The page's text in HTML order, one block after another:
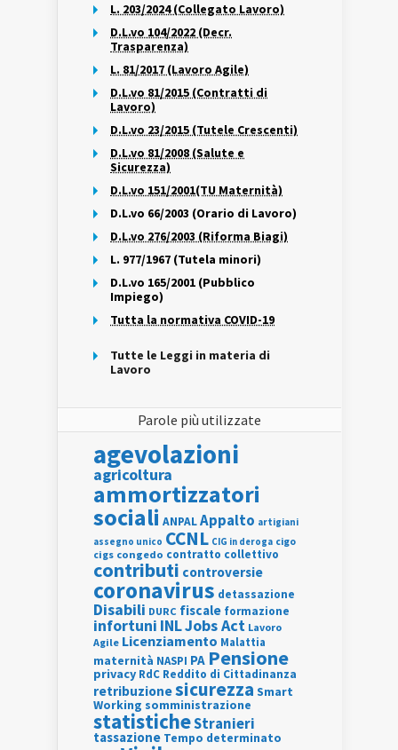
L. 203/2024 (Collegato Lavoro)
D.L.vo 104/2022 (Decr.
Trasparenza)
L. 81/2017 (Lavoro Agile)
D.L.vo 81/2015 (Contratti di
Lavoro)
D.L.vo 23/2015 (Tutele Crescenti)
D.L.vo 81/2008 (Salute e
Sicurezza)
D.L.vo 151/2001(TU Maternità)
D.L.vo 66/2003 (Orario di Lavoro)
D.L.vo 276/2003 (Riforma Biagi)
L. 977/1967 (Tutela minori)
D.L.vo 165/2001 (Pubblico
Impiego)
Tutta la normativa COVID-19
Tutte le Leggi in materia di
Lavoro
Parole più utilizzate
agevolazioni
agricoltura
ammortizzatori
sociali ANPALAppalto artigiani
assegno unico CCNL CIG in deroga cigo
cigs congedo contratto collettivo
contributi controversie
coronavirus detassazione
Disabili DURC fiscale formazione
infortuni INLJobs Act Lavoro
Agile Licenziamento Malattia
maternità NASPI PA Pensione
privacy RdC Reddito di Cittadinanza
retribuzionesicurezza Smart
Working somministrazione
statisticheStranieri
tassazione Tempo determinato